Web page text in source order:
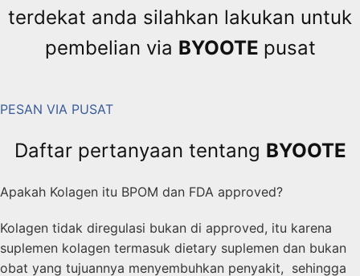
terdekat anda silahkan lakukan untuk
pembelian via BYOOTE pusat
PESAN VIA PUSAT
Daftar pertanyaan tentang BYOOTE
Apakah Kolagen itu BPOM dan FDA approved?
Kolagen tidak diregulasi bukan di approved, itu karena
suplemen kolagen termasuk dietary suplemen dan bukan
obat yang tujuannya menyembuhkan penyakit, sehingga